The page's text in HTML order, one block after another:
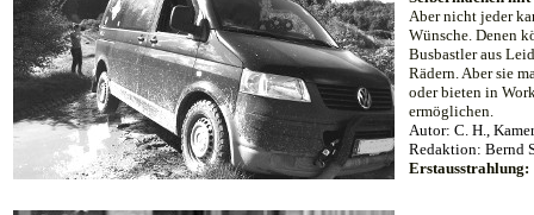
Aber nicht jeder
Wünsche. Denen
Busbastler aus
Rädern. Aber sie
oder bieten in
ermöglichen.
Autor: C. H.,
Redaktion: Bernd
Erstausstrahlung: